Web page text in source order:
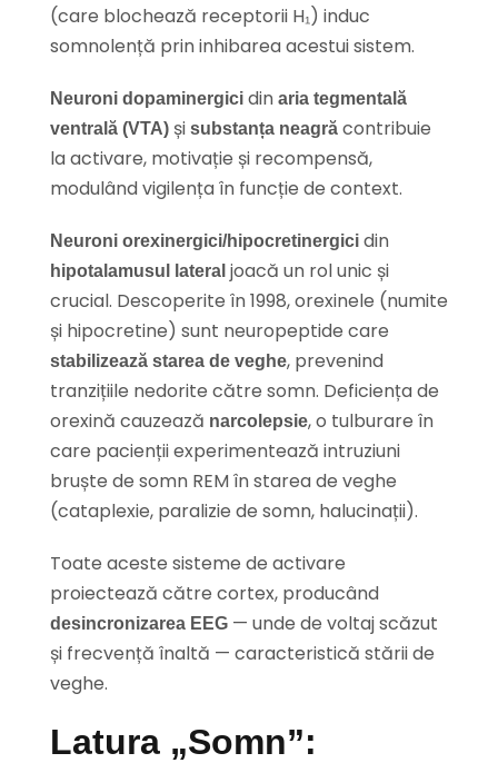
(care blochează receptorii H₁) induc
somnolență prin inhibarea acestui sistem.
Neuroni dopaminergici din aria tegmentală
ventrală (VTA) și substanța neagră contribuie
la activare, motivație și recompensă,
modulând vigilența în funcție de context.
Neuroni orexinergici/hipocretinergici din
hipotalamusul lateral joacă un rol unic și
crucial. Descoperite în 1998, orexinele (numite
și hipocretine) sunt neuropeptide care
stabilizează starea de veghe, prevenind
tranzițiile nedorite către somn. Deficiența de
orexină cauzează narcolepsie, o tulburare în
care pacienții experimentează intruziuni
bruște de somn REM în starea de veghe
(cataplexie, paralizie de somn, halucinații).
Toate aceste sisteme de activare
proiectează către cortex, producând
desincronizarea EEG — unde de voltaj scăzut
și frecvență înaltă — caracteristică stării de
veghe.
Latura „Somn”: